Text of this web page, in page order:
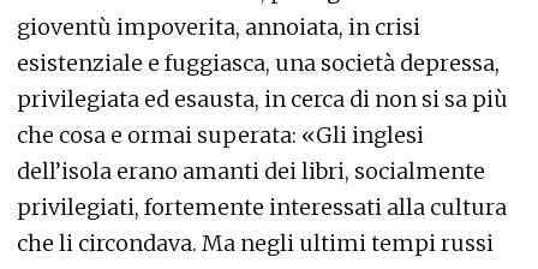
gioventù impoverita, annoiata, in crisi
esistenziale e fuggiasca, una società depressa,
privilegiata ed esausta, in cerca di non si sa più
che cosa e ormai superata: «Gli inglesi
dell’isola erano amanti dei libri, socialmente
privilegiati, fortemente interessati alla cultura
che li circondava. Ma negli ultimi tempi russi